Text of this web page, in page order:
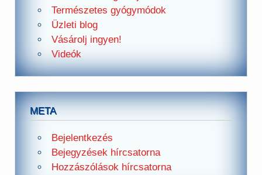
Természetes gyógymódok
Üzleti blog
Vásárolj ingyen!
Videók
META
Bejelentkezés
Bejegyzések hírcsatorna
Hozzászólások hírcsatorna